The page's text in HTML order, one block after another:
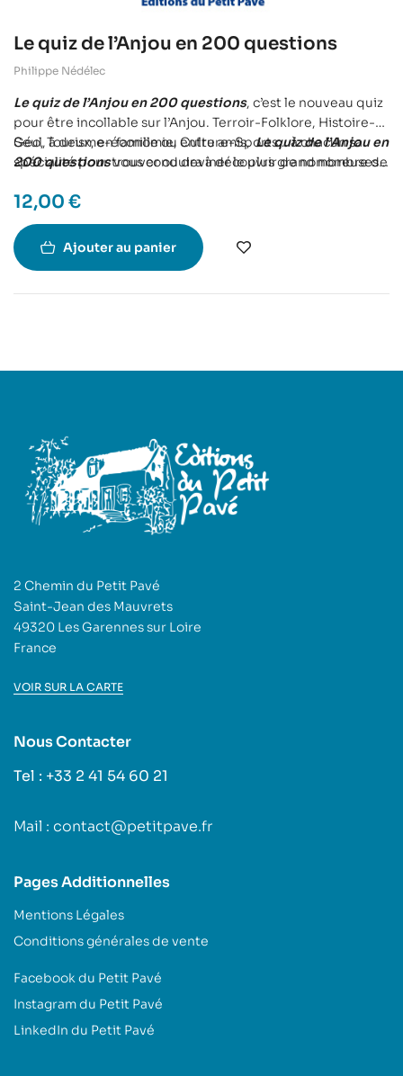
Le quiz de l’Anjou en 200 questions
Philippe Nédélec
Le quiz de l’Anjou en 200 questions, c’est le nouveau quiz
pour être incollable sur l’Anjou. Terroir-Folklore, Histoire-
Géo, Tourisme-économie, Culture-Sports… à chacun sa
spécialité pour trouver ou deviner le plus grand nombre de
érudites ou drôles.
Seul, à deux, en famille ou entre amis,Le quiz de l’Anjou en
200 questionsvous conduira à découvrir de nombreuses
foisonnant de sites remarquables à connaître.
12,00 €
Ajouter au panier
2 Chemin du Petit Pavé
Saint-Jean des Mauvrets
49320 Les Garennes sur Loire
France
VOIR SUR LA CARTE
Nous Contacter
Tel : +33 2 41 54 60 21
Mail : contact@petitpave.fr
Pages Additionnelles
Mentions Légales
Conditions générales de vente
Facebook du Petit Pavé
Instagram du Petit Pavé
LinkedIn du Petit Pavé